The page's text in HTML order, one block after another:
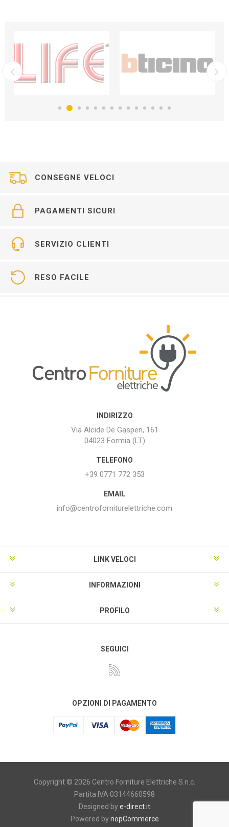
CONSEGNE VELOCI
PAGAMENTI SICURI
SERVIZIO CLIENTI
RESO FACILE
INDIRIZZO
Via Alcide De Gasperi, 161
04023 Formia (LT)
TELEFONO
+39 0771 772 353
EMAIL
info@centroforniturelettriche.com
LINK VELOCI
INFORMAZIONI
PROFILO
SEGUICI
OPZIONI DI PAGAMENTO
Copyright © 2026 Centro Forniture Elettriche S.n.c.
Partita IVA 03144660598
Designed bye-direct.it
Powered bynopCommerce